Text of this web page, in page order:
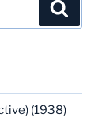
(1938)